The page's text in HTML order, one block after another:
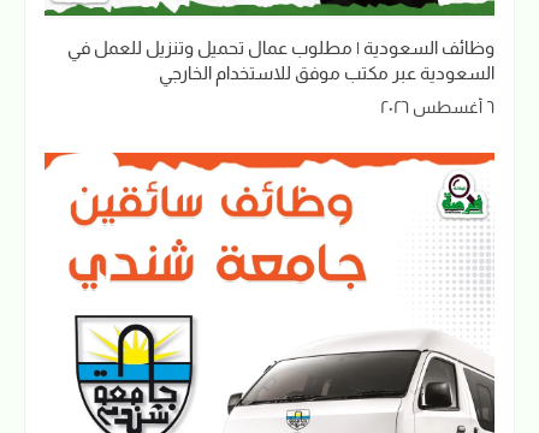
وظائف السعودية | مطلوب عمال تحميل وتنزيل للعمل في
السعودية عبر مكتب موفق للاستخدام الخارجي
٦ أغسطس ٢٠٢٦